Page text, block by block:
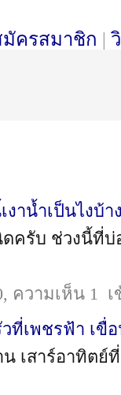
มัครสมาชิก |
งาน้ำเป็นไงบ้า
ครับ ช่วงนี้ที่บ่
ความเห็น 1
ที่เพชรฟ้า เขื่
เสาร์อาทิต